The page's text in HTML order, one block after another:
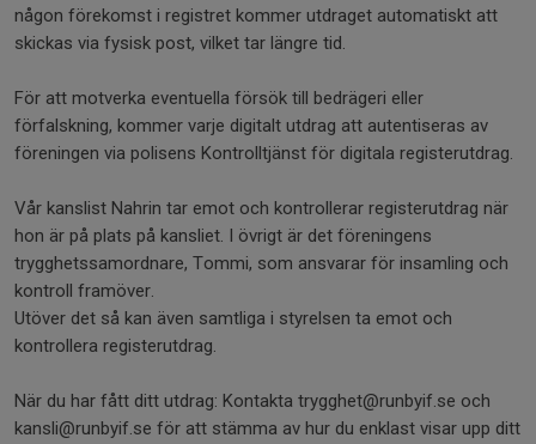
någon förekomst i registret kommer utdraget automatiskt att
skickas via fysisk post, vilket tar längre tid.
För att motverka eventuella försök till bedrägeri eller
förfalskning, kommer varje digitalt utdrag att autentiseras av
föreningen via polisens Kontrolltjänst för digitala registerutdrag.
Vår kanslist Nahrin tar emot och kontrollerar registerutdrag när
hon är på plats på kansliet. I övrigt är det föreningens
trygghetssamordnare, Tommi, som ansvarar för insamling och
kontroll framöver.
Utöver det så kan även samtliga i styrelsen ta emot och
kontrollera registerutdrag.
När du har fått ditt utdrag: Kontakta trygghet@runbyif.se och
kansli@runbyif.se för att stämma av hur du enklast visar upp ditt